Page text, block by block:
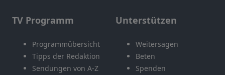
TV Programm
Programmübersicht
Tipps der Redaktion
Sendungen von A-Z
Unterstützen
Weitersagen
Beten
Spenden